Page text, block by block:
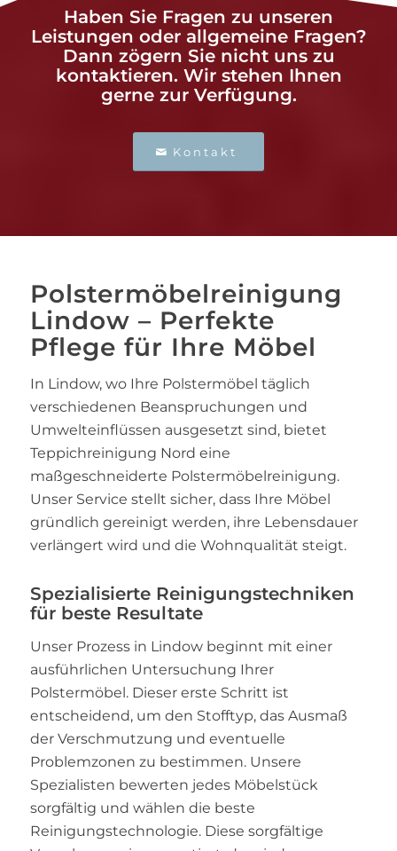
Haben Sie Fragen zu unseren
Leistungen oder allgemeine Fragen?
Dann zögern Sie nicht uns zu
kontaktieren. Wir stehen Ihnen
gerne zur Verfügung.
Kontakt
Polstermöbelreinigung
Lindow – Perfekte
Pflege für Ihre Möbel
In Lindow, wo Ihre Polstermöbel täglich
verschiedenen Beanspruchungen und
Umwelteinflüssen ausgesetzt sind, bietet
Teppichreinigung Nord eine
maßgeschneiderte Polstermöbelreinigung.
Unser Service stellt sicher, dass Ihre Möbel
gründlich gereinigt werden, ihre Lebensdauer
verlängert wird und die Wohnqualität steigt.
Spezialisierte Reinigungstechniken
für beste Resultate
Unser Prozess in Lindow beginnt mit einer
ausführlichen Untersuchung Ihrer
Polstermöbel. Dieser erste Schritt ist
entscheidend, um den Stofftyp, das Ausmaß
der Verschmutzung und eventuelle
Problemzonen zu bestimmen. Unsere
Spezialisten bewerten jedes Möbelstück
sorgfältig und wählen die beste
Reinigungstechnologie. Diese sorgfältige